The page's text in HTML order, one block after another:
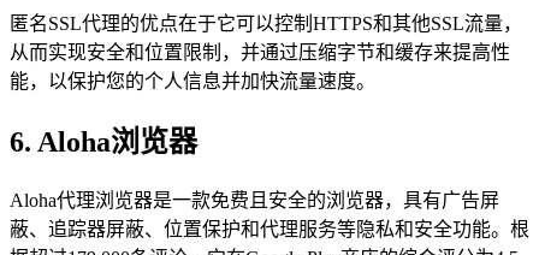
匿名SSL代理的优点在于它可以控制HTTPS和其他SSL流量，
从而实现安全和位置限制，并通过压缩字节和缓存来提高性
能，以保护您的个人信息并加快流量速度。
6. Aloha浏览器
Aloha代理浏览器是一款免费且安全的浏览器，具有广告屏
蔽、追踪器屏蔽、位置保护和代理服务等隐私和安全功能。根